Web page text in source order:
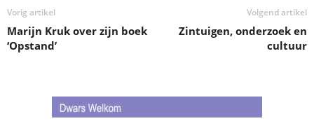
Vorig artikel
Marijn Kruk over zijn boek
‘Opstand’
Volgend artikel
Zintuigen, onderzoek en
cultuur